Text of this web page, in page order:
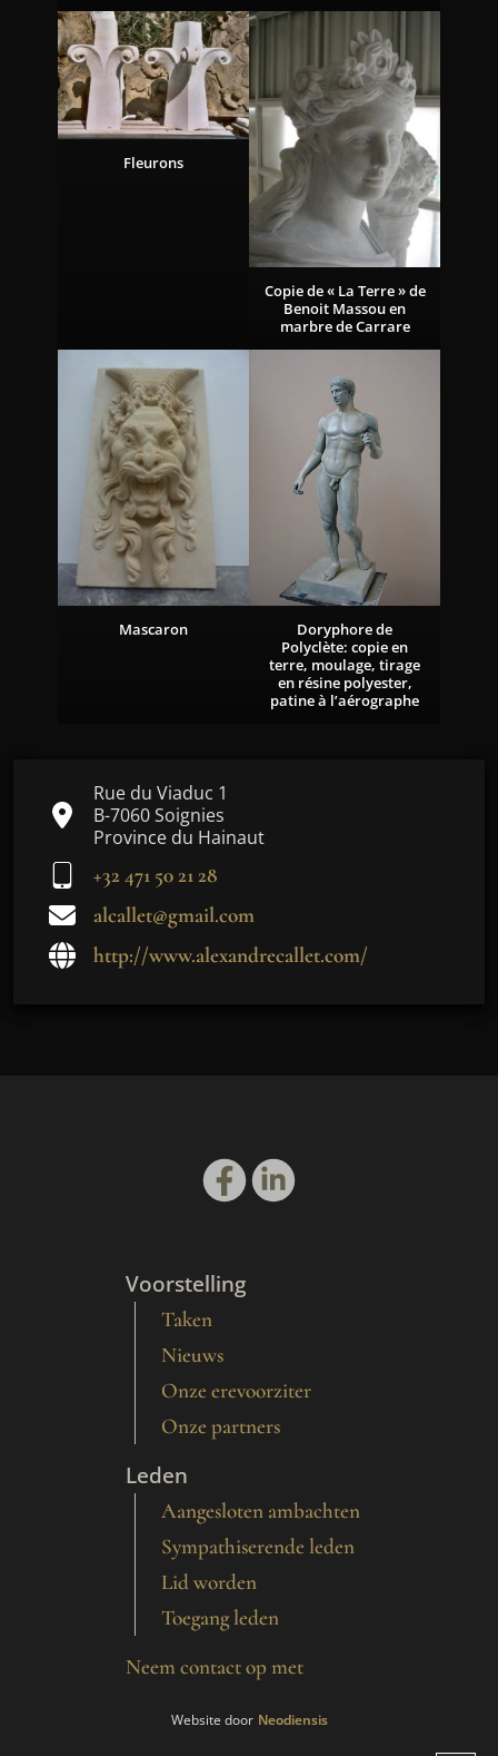
Rue du Viaduc 1
B-7060 Soignies
Province du Hainaut
+32 471 50 21 28
alcallet@gmail.com
http://www.alexandrecallet.com/
Fleurons
Copie de « La Terre » de
Benoit Massou en
marbre de Carrare
Mascaron
Doryphore de
Polyclète: copie en
terre, moulage, tirage
en résine polyester,
patine à l’aérographe
Voorstelling
Taken
Nieuws
Onze erevoorziter
Onze partners
Leden
Aangesloten ambachten
Sympathiserende leden
Lid worden
Toegang leden
Neem contact op met
Website door Neodiensis